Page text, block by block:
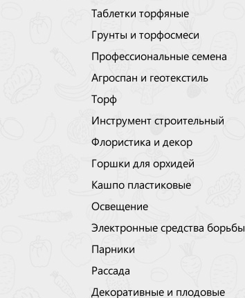
Таблетки торфяные
Грунты и торфосмеси
Профессиональные семена
Агроспан и геотекстиль
Торф
Инструмент строительный
Флористика и декор
Горшки для орхидей
Кашпо пластиковые
Освещение
Электронные средства борьбы
Парники
Рассада
Декоративные и плодовые